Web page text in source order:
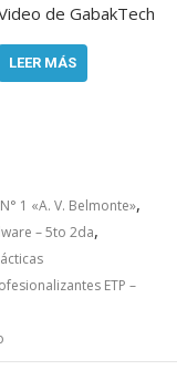
de GabakTech
LEER MÁS
N° 1 «A. V. Belmonte»,
– 5to 2da,
ETP –